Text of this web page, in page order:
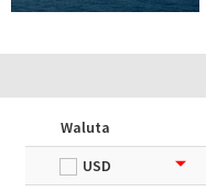
Waluta
USD